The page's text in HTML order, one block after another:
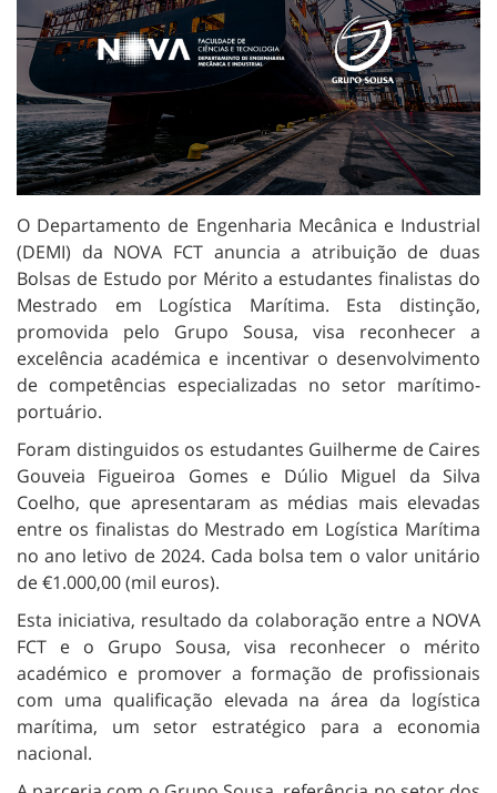
O Departamento de Engenharia Mecânica e Industrial
(DEMI) da NOVA FCT anuncia a atribuição de duas
Bolsas de Estudo por Mérito a estudantes finalistas do
Mestrado em Logística Marítima. Esta distinção,
promovida pelo Grupo Sousa, visa reconhecer a
excelência académica e incentivar o desenvolvimento
de competências especializadas no setor marítimo-
portuário.
Foram distinguidos os estudantes Guilherme de Caires
Gouveia Figueiroa Gomes e Dúlio Miguel da Silva
Coelho, que apresentaram as médias mais elevadas
entre os finalistas do Mestrado em Logística Marítima
no ano letivo de 2024. Cada bolsa tem o valor unitário
de €1.000,00 (mil euros).
Esta iniciativa, resultado da colaboração entre a NOVA
FCT e o Grupo Sousa, visa reconhecer o mérito
académico e promover a formação de profissionais
com uma qualificação elevada na área da logística
marítima, um setor estratégico para a economia
nacional.